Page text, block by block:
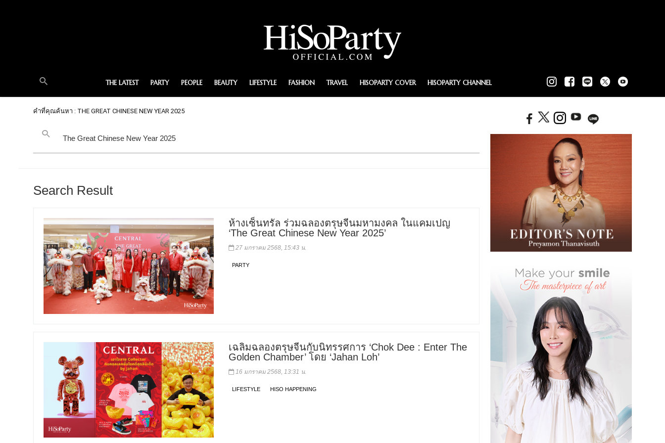
THE LATEST PARTY PEOPLE BEAUTY LIFESTYLE FASHION TRAVEL HISOPARTY COVER HISOPARTY CHANNEL
คำที่คุณค้นหา : THE GREAT CHINESE NEW YEAR 2025
Search Result
ห้างเซ็นทรัล ร่วมฉลองตรุษจีนมหามงคล ในแคมเปญ
‘The Great Chinese New Year 2025’
27 มกราคม 2568, 15:43 น.
PARTY
เฉลิมฉลองตรุษจีนกับนิทรรศการ ‘Chok Dee : Enter The
Golden Chamber’ โดย ‘Jahan Loh’
16 มกราคม 2568, 13:31 น.
LIFESTYLE HISO HAPPENING